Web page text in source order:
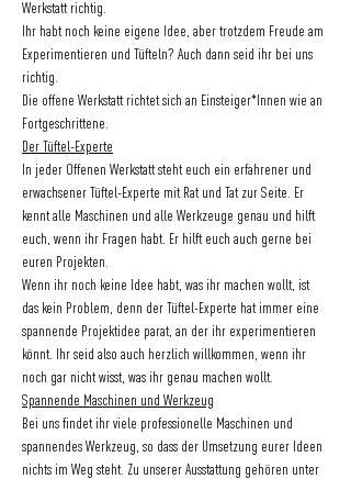
Werkstatt richtig.
Ihr habt noch keine eigene Idee, aber trotzdem Freude am
Experimentieren und Tüfteln? Auch dann seid ihr bei uns
richtig.
Die offene Werkstatt richtet sich an Einsteiger*Innen wie an
Fortgeschrittene.
Der Tüftel-Experte
In jeder Offenen Werkstatt steht euch ein erfahrener und
erwachsener Tüftel-Experte mit Rat und Tat zur Seite. Er
kennt alle Maschinen und alle Werkzeuge genau und hilft
euch, wenn ihr Fragen habt. Er hilft euch auch gerne bei
euren Projekten.
Wenn ihr noch keine Idee habt, was ihr machen wollt, ist
das kein Problem, denn der Tüftel-Experte hat immer eine
spannende Projektidee parat, an der ihr experimentieren
könnt. Ihr seid also auch herzlich willkommen, wenn ihr
noch gar nicht wisst, was ihr genau machen wollt.
Spannende Maschinen und Werkzeug
Bei uns findet ihr viele professionelle Maschinen und
spannendes Werkzeug, so dass der Umsetzung eurer Ideen
nichts im Weg steht. Zu unserer Ausstattung gehören unter